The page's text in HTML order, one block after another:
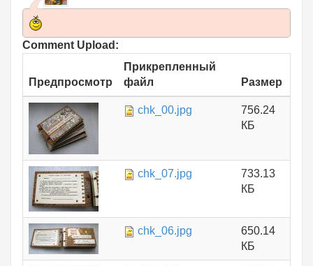
Comment Upload:
Предпросмотр
Прикрепленный
файл
Размер
chk_00.jpg
756.24
КБ
chk_07.jpg
733.13
КБ
chk_06.jpg
650.14
КБ